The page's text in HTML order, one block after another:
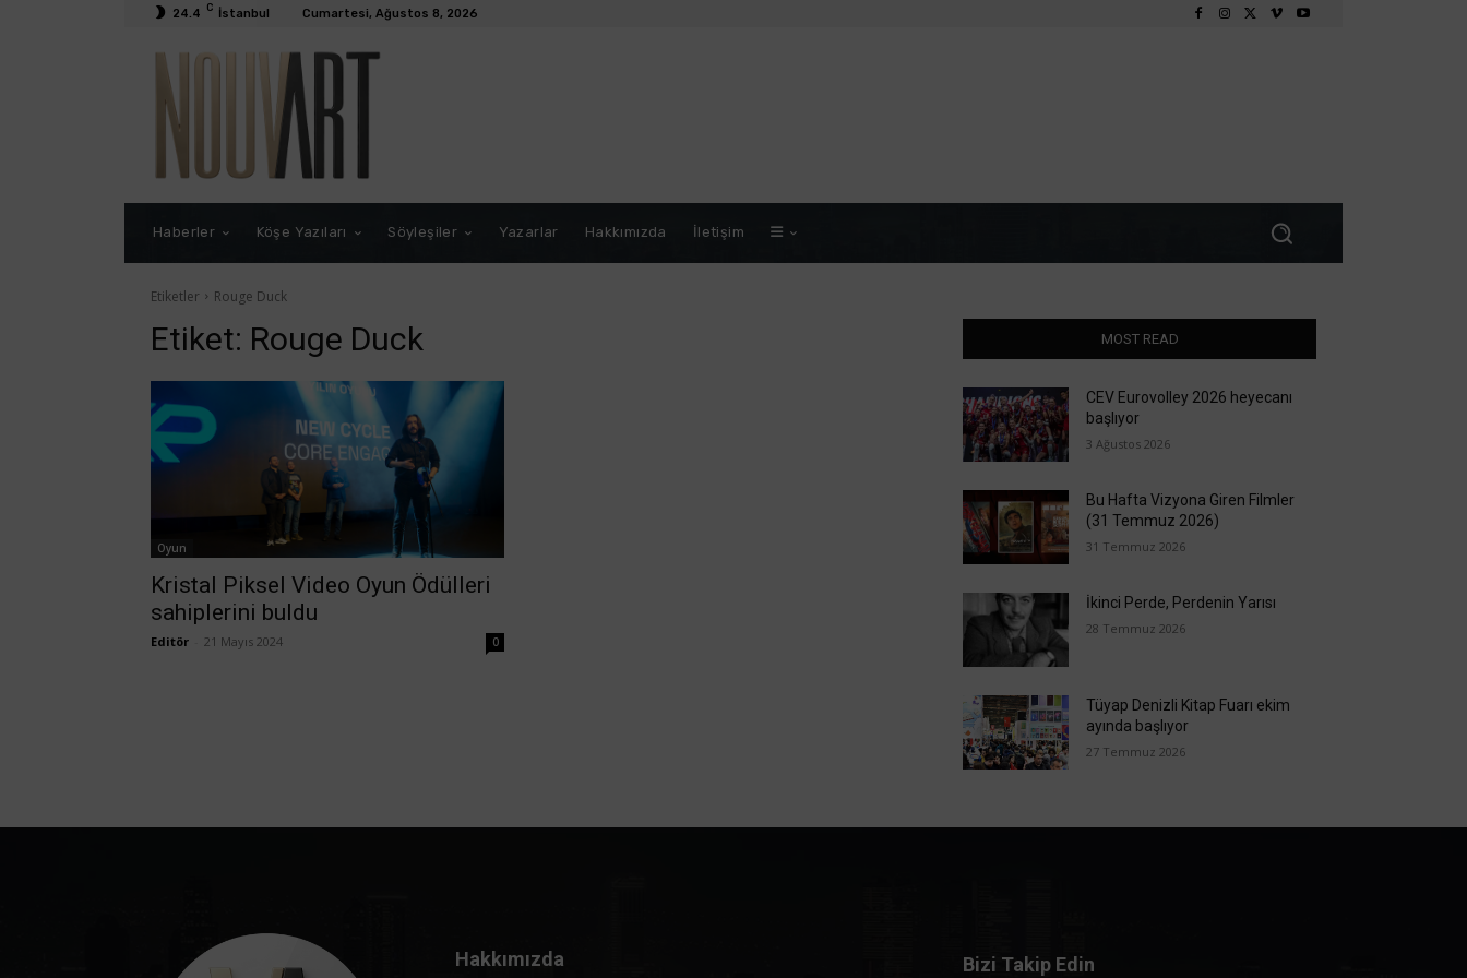
24.4 C İstanbul Cumartesi, Ağustos 8, 2026
Haberler Köşe Yazıları Söyleşiler Yazarlar Hakkımızda İletişim
Etiketler Rouge Duck
Etiket: Rouge Duck
Oyun
Kristal Piksel Video Oyun Ödülleri
sahiplerini buldu
Editör 21 Mayıs 2024 0
MOST READ
CEV Eurovolley 2026 heyecanı
başlıyor
3 Ağustos 2026
Bu Hafta Vizyona Giren Filmler
(31 Temmuz 2026)
31 Temmuz 2026
İkinci Perde, Perdenin Yarısı
28 Temmuz 2026
Tüyap Denizli Kitap Fuarı ekim
ayında başlıyor
27 Temmuz 2026
Hakkımızda Bizi Takip Edin